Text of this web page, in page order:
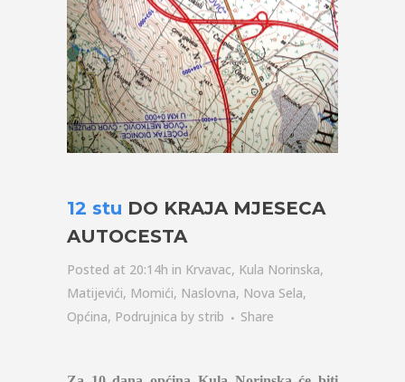
12 stu DO KRAJA MJESECA
AUTOCESTA
Posted at 20:14h in Krvavac, Kula Norinska,
Matijevići, Momići, Naslovna, Nova Sela,
Općina, Podrujnica by strib Share